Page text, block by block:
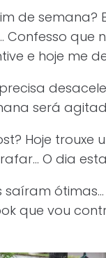
de semana?
Confesso
e hoje me
será
Hoje trouxe
O dia
que vou